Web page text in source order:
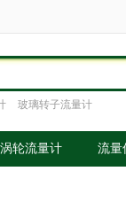
玻璃转子流量计
涡轮流量计 流量